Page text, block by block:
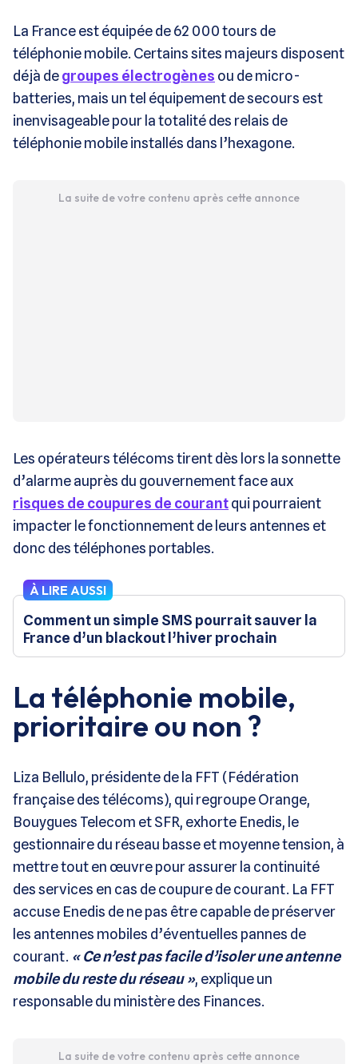
La France est équipée de 62 000 tours de
téléphonie mobile. Certains sites majeurs disposent
déjà degroupes électrogènes ou de micro-
batteries, mais un tel équipement de secours est
inenvisageable pour la totalité des relais de
téléphonie mobile installés dans l’hexagone.
La suite de votre contenu après cette annonce
Les opérateurs télécoms tirent dès lors la sonnette
d’alarme auprès du gouvernement face aux
risques de coupures de courantqui pourraient
impacter le fonctionnement de leurs antennes et
donc des téléphones portables.
À LIRE AUSSI
Comment un simple SMS pourrait sauver la
France d’un blackout l’hiver prochain
La téléphonie mobile,
prioritaire ou non ?
Liza Bellulo, présidente de la FFT (Fédération
française des télécoms), qui regroupe Orange,
Bouygues Telecom et SFR, exhorte Enedis, le
gestionnaire du réseau basse et moyenne tension, à
mettre tout en œuvre pour assurer la continuité
des services en cas de coupure de courant. La FFT
accuse Enedis de ne pas être capable de préserver
les antennes mobiles d’éventuelles pannes de
courant. « Ce n’est pas facile d’isoler une antenne
mobile du reste du réseau », explique un
responsable du ministère des Finances.
La suite de votre contenu après cette annonce